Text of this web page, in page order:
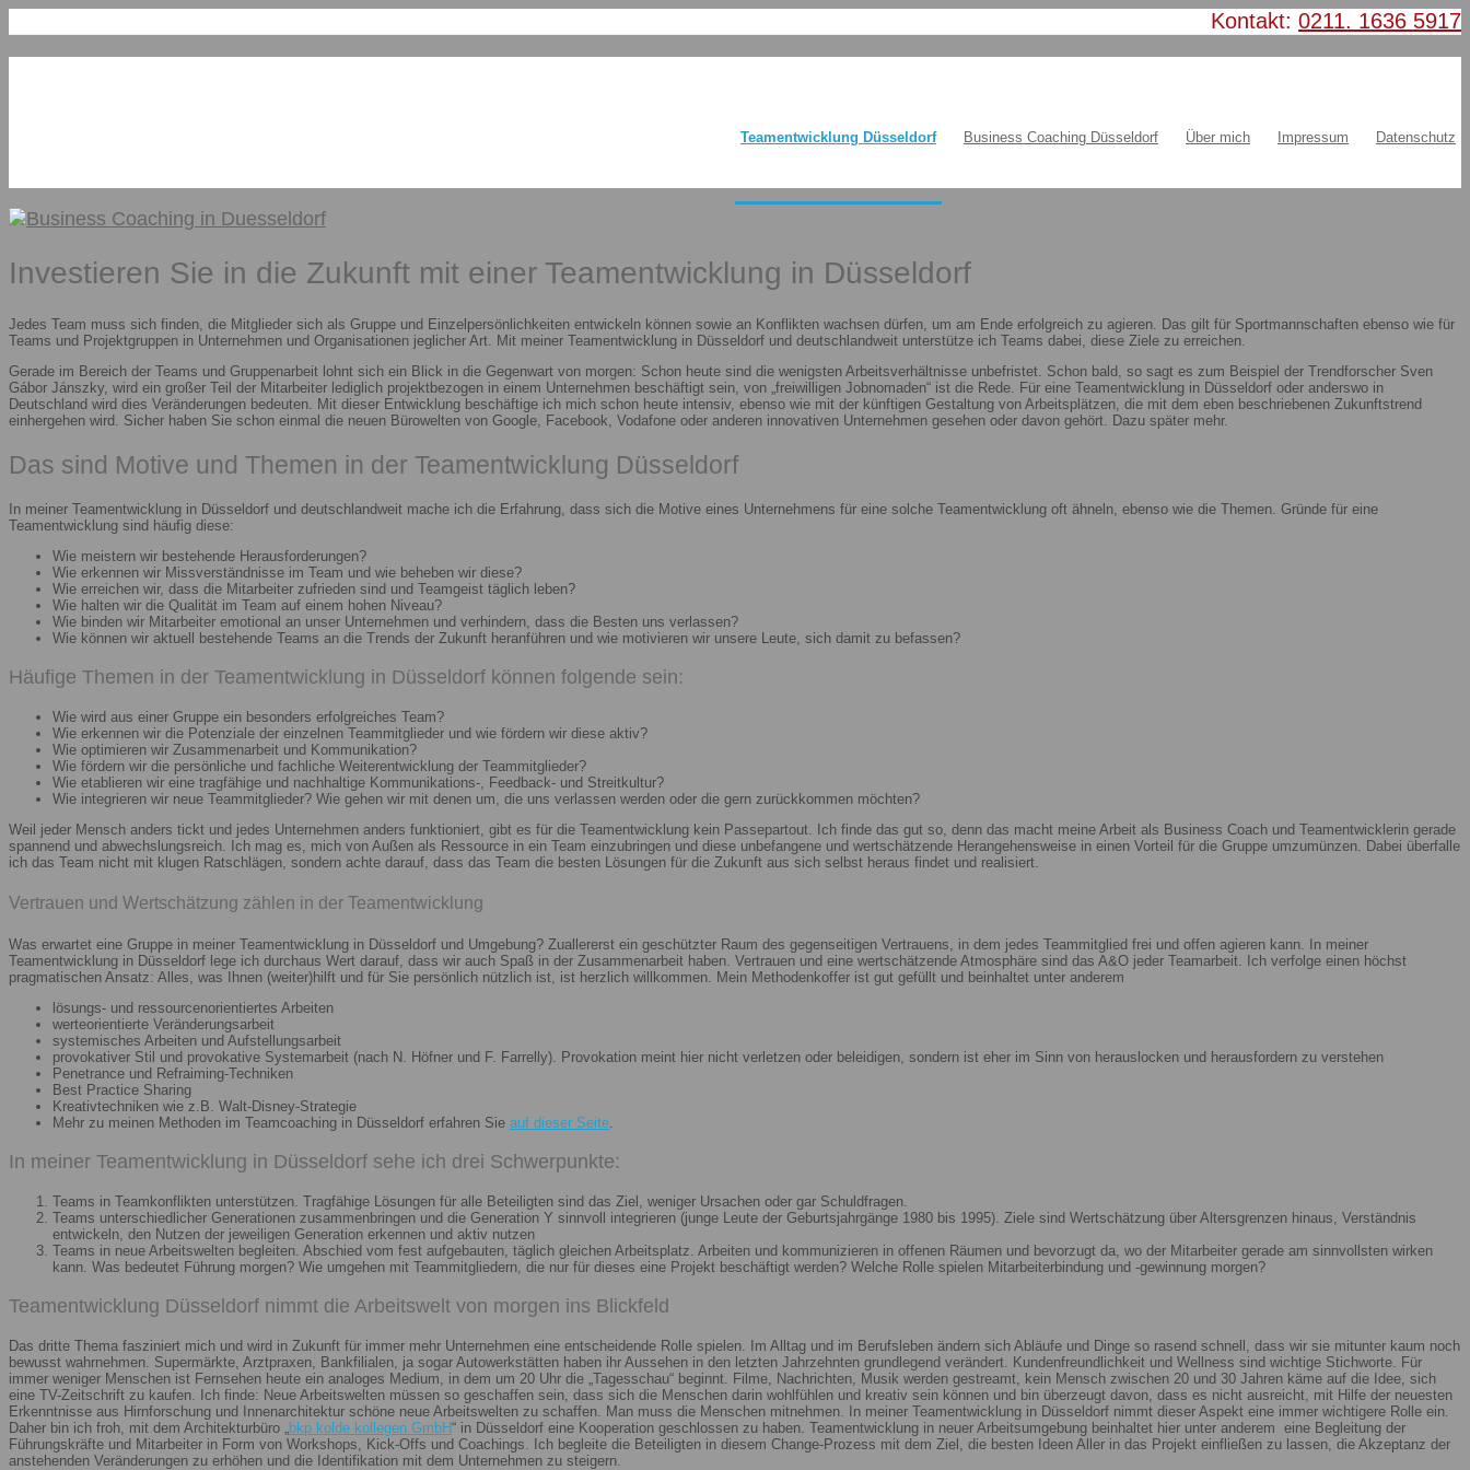
Kontakt: 0211. 1636 5917
Teamentwicklung Düsseldorf Business Coaching Düsseldorf Über mich Impressum Datenschutz
Investieren Sie in die Zukunft mit einer Teamentwicklung in Düsseldorf
Jedes Team muss sich finden, die Mitglieder sich als Gruppe und Einzelpersönlichkeiten entwickeln können sowie an Konflikten wachsen dürfen, um am Ende erfolgreich zu agieren. Das gilt für Sportmannschaften ebenso wie für
Teams und Projektgruppen in Unternehmen und Organisationen jeglicher Art. Mit meiner Teamentwicklung in Düsseldorf und deutschlandweit unterstütze ich Teams dabei, diese Ziele zu erreichen.
Gerade im Bereich der Teams und Gruppenarbeit lohnt sich ein Blick in die Gegenwart von morgen: Schon heute sind die wenigsten Arbeitsverhältnisse unbefristet. Schon bald, so sagt es zum Beispiel der Trendforscher Sven
Gábor Jánszky, wird ein großer Teil der Mitarbeiter lediglich projektbezogen in einem Unternehmen beschäftigt sein, von „freiwilligen Jobnomaden“ ist die Rede. Für eine Teamentwicklung in Düsseldorf oder anderswo in
Deutschland wird dies Veränderungen bedeuten. Mit dieser Entwicklung beschäftige ich mich schon heute intensiv, ebenso wie mit der künftigen Gestaltung von Arbeitsplätzen, die mit dem eben beschriebenen Zukunftstrend
einhergehen wird. Sicher haben Sie schon einmal die neuen Bürowelten von Google, Facebook, Vodafone oder anderen innovativen Unternehmen gesehen oder davon gehört. Dazu später mehr.
Das sind Motive und Themen in der Teamentwicklung Düsseldorf
In meiner Teamentwicklung in Düsseldorf und deutschlandweit mache ich die Erfahrung, dass sich die Motive eines Unternehmens für eine solche Teamentwicklung oft ähneln, ebenso wie die Themen. Gründe für eine
Teamentwicklung sind häufig diese:
Wie meistern wir bestehende Herausforderungen?
Wie erkennen wir Missverständnisse im Team und wie beheben wir diese?
Wie erreichen wir, dass die Mitarbeiter zufrieden sind und Teamgeist täglich leben?
Wie halten wir die Qualität im Team auf einem hohen Niveau?
Wie binden wir Mitarbeiter emotional an unser Unternehmen und verhindern, dass die Besten uns verlassen?
Wie können wir aktuell bestehende Teams an die Trends der Zukunft heranführen und wie motivieren wir unsere Leute, sich damit zu befassen?
Häufige Themen in der Teamentwicklung in Düsseldorf können folgende sein:
Wie wird aus einer Gruppe ein besonders erfolgreiches Team?
Wie erkennen wir die Potenziale der einzelnen Teammitglieder und wie fördern wir diese aktiv?
Wie optimieren wir Zusammenarbeit und Kommunikation?
Wie fördern wir die persönliche und fachliche Weiterentwicklung der Teammitglieder?
Wie etablieren wir eine tragfähige und nachhaltige Kommunikations-, Feedback- und Streitkultur?
Wie integrieren wir neue Teammitglieder? Wie gehen wir mit denen um, die uns verlassen werden oder die gern zurückkommen möchten?
Weil jeder Mensch anders tickt und jedes Unternehmen anders funktioniert, gibt es für die Teamentwicklung kein Passepartout. Ich finde das gut so, denn das macht meine Arbeit als Business Coach und Teamentwicklerin gerade
spannend und abwechslungsreich. Ich mag es, mich von Außen als Ressource in ein Team einzubringen und diese unbefangene und wertschätzende Herangehensweise in einen Vorteil für die Gruppe umzumünzen. Dabei überfalle
ich das Team nicht mit klugen Ratschlägen, sondern achte darauf, dass das Team die besten Lösungen für die Zukunft aus sich selbst heraus findet und realisiert.
Vertrauen und Wertschätzung zählen in der Teamentwicklung
Was erwartet eine Gruppe in meiner Teamentwicklung in Düsseldorf und Umgebung? Zuallererst ein geschützter Raum des gegenseitigen Vertrauens, in dem jedes Teammitglied frei und offen agieren kann. In meiner
Teamentwicklung in Düsseldorf lege ich durchaus Wert darauf, dass wir auch Spaß in der Zusammenarbeit haben. Vertrauen und eine wertschätzende Atmosphäre sind das A&O jeder Teamarbeit. Ich verfolge einen höchst
pragmatischen Ansatz: Alles, was Ihnen (weiter)hilft und für Sie persönlich nützlich ist, ist herzlich willkommen. Mein Methodenkoffer ist gut gefüllt und beinhaltet unter anderem
lösungs- und ressourcenorientiertes Arbeiten
werteorientierte Veränderungsarbeit
systemisches Arbeiten und Aufstellungsarbeit
provokativer Stil und provokative Systemarbeit (nach N. Höfner und F. Farrelly). Provokation meint hier nicht verletzen oder beleidigen, sondern ist eher im Sinn von herauslocken und herausfordern zu verstehen
Penetrance und Refraiming-Techniken
Best Practice Sharing
Kreativtechniken wie z.B. Walt-Disney-Strategie
Mehr zu meinen Methoden im Teamcoaching in Düsseldorf erfahren Sie auf dieser Seite.
In meiner Teamentwicklung in Düsseldorf sehe ich drei Schwerpunkte:
Teams in Teamkonflikten unterstützen. Tragfähige Lösungen für alle Beteiligten sind das Ziel, weniger Ursachen oder gar Schuldfragen.
Teams unterschiedlicher Generationen zusammenbringen und die Generation Y sinnvoll integrieren (junge Leute der Geburtsjahrgänge 1980 bis 1995). Ziele sind Wertschätzung über Altersgrenzen hinaus, Verständnis
entwickeln, den Nutzen der jeweiligen Generation erkennen und aktiv nutzen
Teams in neue Arbeitswelten begleiten. Abschied vom fest aufgebauten, täglich gleichen Arbeitsplatz. Arbeiten und kommunizieren in offenen Räumen und bevorzugt da, wo der Mitarbeiter gerade am sinnvollsten wirken
kann. Was bedeutet Führung morgen? Wie umgehen mit Teammitgliedern, die nur für dieses eine Projekt beschäftigt werden? Welche Rolle spielen Mitarbeiterbindung und -gewinnung morgen?
Teamentwicklung Düsseldorf nimmt die Arbeitswelt von morgen ins Blickfeld
Das dritte Thema fasziniert mich und wird in Zukunft für immer mehr Unternehmen eine entscheidende Rolle spielen. Im Alltag und im Berufsleben ändern sich Abläufe und Dinge so rasend schnell, dass wir sie mitunter kaum noch
bewusst wahrnehmen. Supermärkte, Arztpraxen, Bankfilialen, ja sogar Autowerkstätten haben ihr Aussehen in den letzten Jahrzehnten grundlegend verändert. Kundenfreundlichkeit und Wellness sind wichtige Stichworte. Für
immer weniger Menschen ist Fernsehen heute ein analoges Medium, in dem um 20 Uhr die „Tagesschau“ beginnt. Filme, Nachrichten, Musik werden gestreamt, kein Mensch zwischen 20 und 30 Jahren käme auf die Idee, sich
eine TV-Zeitschrift zu kaufen. Ich finde: Neue Arbeitswelten müssen so geschaffen sein, dass sich die Menschen darin wohlfühlen und kreativ sein können und bin überzeugt davon, dass es nicht ausreicht, mit Hilfe der neuesten
Erkenntnisse aus Hirnforschung und Innenarchitektur schöne neue Arbeitswelten zu schaffen. Man muss die Menschen mitnehmen. In meiner Teamentwicklung in Düsseldorf nimmt dieser Aspekt eine immer wichtigere Rolle ein.
Daher bin ich froh, mit dem Architekturbüro „bkp kolde kollegen GmbH“ in Düsseldorf eine Kooperation geschlossen zu haben. Teamentwicklung in neuer Arbeitsumgebung beinhaltet hier unter anderem eine Begleitung der
Führungskräfte und Mitarbeiter in Form von Workshops, Kick-Offs und Coachings. Ich begleite die Beteiligten in diesem Change-Prozess mit dem Ziel, die besten Ideen Aller in das Projekt einfließen zu lassen, die Akzeptanz der
anstehenden Veränderungen zu erhöhen und die Identifikation mit dem Unternehmen zu steigern.